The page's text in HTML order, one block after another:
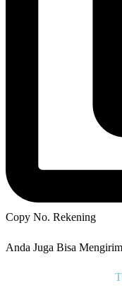
Copy No. Rekening
Anda Juga Bisa